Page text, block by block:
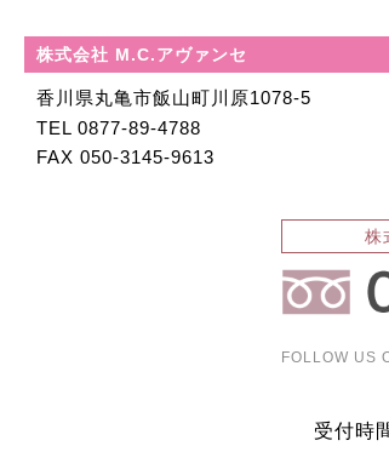
株式会社 M.C.アヴァンセ
香川県丸亀市飯山町川原1078-5
TEL 0877-89-4788
FAX 050-3145-9613
株
FOLLOW US
受付時